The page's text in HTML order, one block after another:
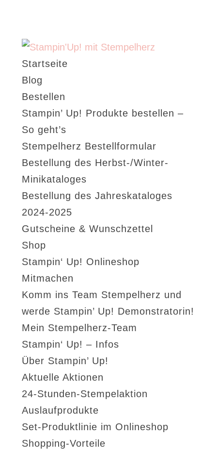
Startseite
Blog
Bestellen
Stampin’ Up! Produkte bestellen –
So geht’s
Stempelherz Bestellformular
Bestellung des Herbst-/Winter-
Minikataloges
Bestellung des Jahreskataloges
2024-2025
Gutscheine & Wunschzettel
Shop
Stampin‘ Up! Onlineshop
Mitmachen
Komm ins Team Stempelherz und
werde Stampin’ Up! Demonstratorin!
Mein Stempelherz-Team
Stampin‘ Up! – Infos
Über Stampin’ Up!
Aktuelle Aktionen
24-Stunden-Stempelaktion
Auslaufprodukte
Set-Produktlinie im Onlineshop
Shopping-Vorteile